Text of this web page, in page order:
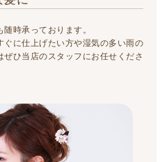
時承っております。
に仕上げたい方や湿気の多い雨の
ひ当店のスタッフにお任せくださ